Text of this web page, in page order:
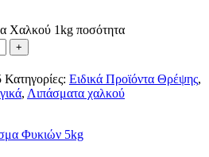
Χαλκού 1kg ποσότητα
Κατηγορίες: Ειδικά Προϊόντα Θρέψης,
, Λιπάσματα χαλκού